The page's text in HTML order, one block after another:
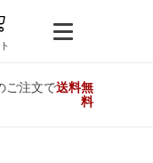
ご注文で送料無
料